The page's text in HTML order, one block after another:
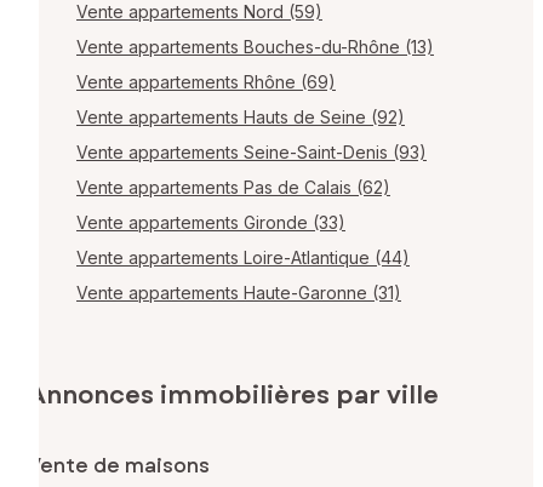
Vente appartements Nord (59)
Vente appartements Bouches-du-Rhône (13)
Vente appartements Rhône (69)
Vente appartements Hauts de Seine (92)
Vente appartements Seine-Saint-Denis (93)
Vente appartements Pas de Calais (62)
Vente appartements Gironde (33)
Vente appartements Loire-Atlantique (44)
Vente appartements Haute-Garonne (31)
Annonces immobilières par ville
Vente de maisons